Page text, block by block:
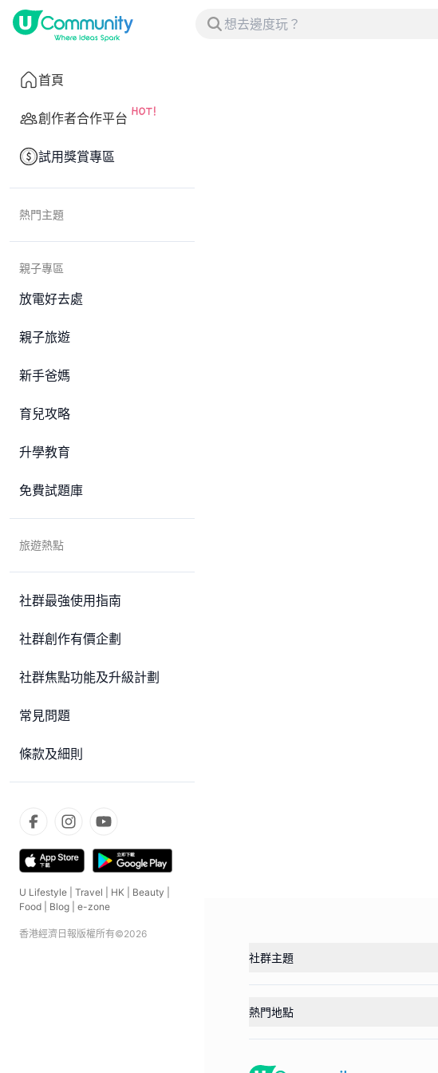
首頁
創作者合作平台
試用獎賞專區
熱門主題
親子專區
放電好去處
親子旅遊
新手爸媽
育兒攻略
升學教育
免費試題庫
旅遊熱點
社群最強使用指南
社群創作有價企劃
社群焦點功能及升級計劃
常見問題
條款及細則
U Lifestyle Travel HK Beauty
Food
Blog e-zone
香港經濟日報版權所有©2026
社群主題
熱門地點